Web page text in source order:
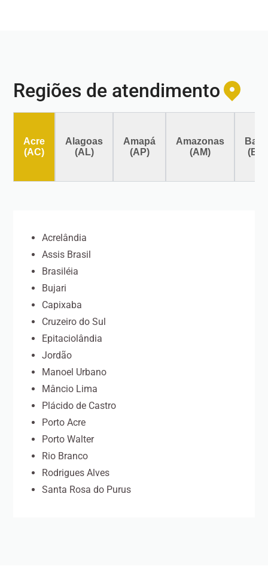
Regiões de atendimento
Acre
(AC)
Alagoas
(AL)
Amapá
(AP)
Amazonas
(AM)
(BA)
Acrelândia
Assis Brasil
Brasiléia
Bujari
Capixaba
Cruzeiro do Sul
Epitaciolândia
Jordão
Manoel Urbano
Mâncio Lima
Plácido de Castro
Porto Acre
Porto Walter
Rio Branco
Rodrigues Alves
Santa Rosa do Purus